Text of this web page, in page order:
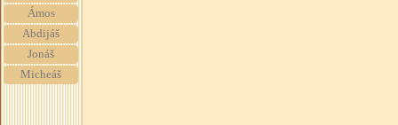
Ámos
Abdijáš
Jonáš
Micheáš